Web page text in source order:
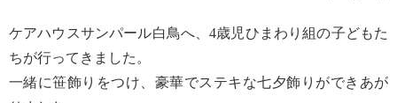
ケアハウスサンパール白鳥へ、4歳児ひまわり組の子どもた
ちが行ってきました。
一緒に笹飾りをつけ、豪華でステキな七夕飾りができあが